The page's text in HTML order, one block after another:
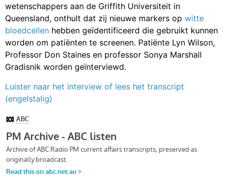
wetenschappers aan de Griffith Universiteit in
Queensland, onthult dat zij nieuwe markers op witte
bloedcellen hebben geïdentificeerd die gebruikt kunnen
worden om patiënten te screenen. Patiënte Lyn Wilson,
Professor Don Staines en professor Sonya Marshall
Gradisnik worden geïnterviewd.
Luister naar het interview of lees het transcript
(engelstalig)